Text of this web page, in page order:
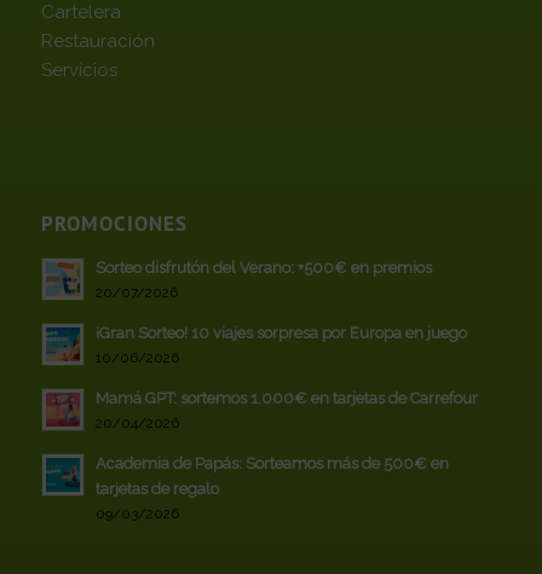
Cartelera
Restauración
Servicios
PROMOCIONES
Sorteo disfrutón del Verano: +500€ en premios
20/07/2026
¡Gran Sorteo! 10 viajes sorpresa por Europa en juego
10/06/2026
Mamá GPT: sortemos 1.000€ en tarjetas de Carrefour
20/04/2026
Academia de Papás: Sorteamos más de 500€ en
tarjetas de regalo
09/03/2026